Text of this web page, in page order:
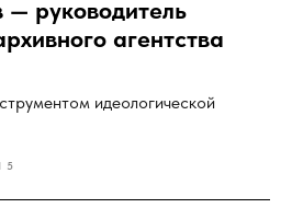
руководитель
агентства
идеологической
5